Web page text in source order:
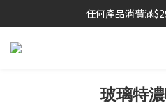
任何產品消費滿
玻璃特